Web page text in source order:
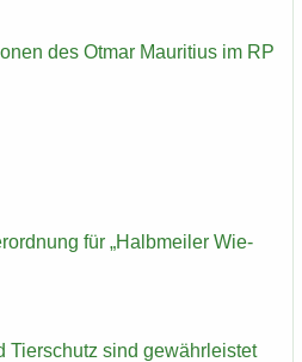
des Otmar Mau­ri­ti­us im RP
für „Halb­mei­ler Wie­
Tier­schutz sind ge­währ­leis­tet